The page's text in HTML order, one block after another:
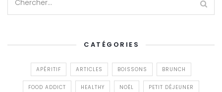
CATÉGORIES
APÉRITIF ARTICLES BOISSONS BRUNCH
FOOD ADDICT HEALTHY NOËL PETIT DÉJEUNER